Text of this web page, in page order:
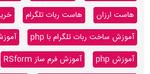
هاست ارزان
هاست ربات تلگرام
آموزش ساخت ربات تلگرام با php
آموزش php
آموزش فرم ساز RSform